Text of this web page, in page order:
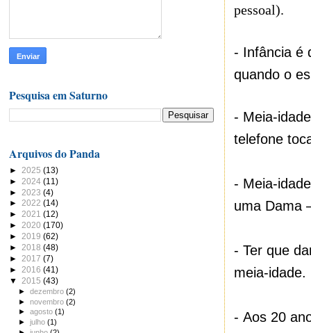
pessoal).
- Infância é
quando o
- Meia-
telefone
- Meia-
uma Dama
- Ter que
meia-idade.
- Aos 20
Pesquisa em Saturno
Arquivos do Panda
► 2025 (13)
► 2024 (11)
► 2023 (4)
► 2022 (14)
► 2021 (12)
► 2020 (170)
► 2019 (62)
► 2018 (48)
► 2017 (7)
► 2016 (41)
▼ 2015 (43)
►dezembro(2)
►novembro(2)
►agosto(1)
►julho(1)